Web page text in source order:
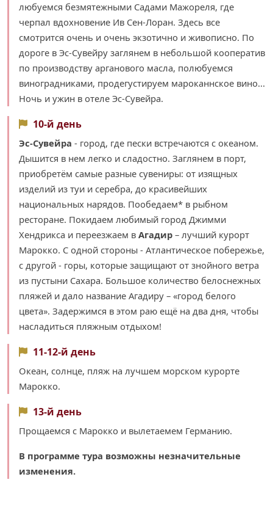
любуемся безмятежными Садами Мажореля, где
черпал вдохновение Ив Сен-Лоран. Здесь все
смотрится очень и очень экзотично и живописно. По
дороге в Эс-Сувейру заглянем в небольшой кооператив
по производству арганового масла, полюбуемся
виноградниками, продегустируем мароканнское вино...
Ночь и ужин в отеле Эс-Сувейра.
10-й день
Эс-Сувейра - город, где пески встречаются с океаном.
Дышится в нем легко и сладостно. Заглянем в порт,
приобретём самые разные сувениры: от изящных
изделий из туи и серебра, до красивейших
национальных нарядов. Пообедаем* в рыбном
ресторане. Покидаем любимый город Джимми
Хендрикса и переезжаем в Агадир – лучший курорт
Марокко. С одной стороны - Атлантическое побережье,
с другой - горы, которые защищают от знойного ветра
из пустыни Сахара. Большое количество белоснежных
пляжей и дало название Агадиру – «город белого
цвета». Задержимся в этом раю ещё на два дня, чтобы
насладиться пляжным отдыхом!
11-12-й день
Океан, солнце, пляж на лучшем морском курорте
Марокко.
13-й день
Прощаемся с Марокко и вылетаемем Германию.
В программе тура возможны незначительные
изменения.